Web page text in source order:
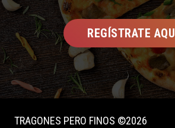
REGÍSTRATE AQUÍ
TRAGONES PERO FINOS ©2026